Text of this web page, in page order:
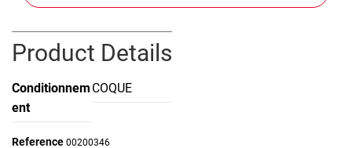
Product Details
Conditionnem
ent
COQUE
Reference 00200346